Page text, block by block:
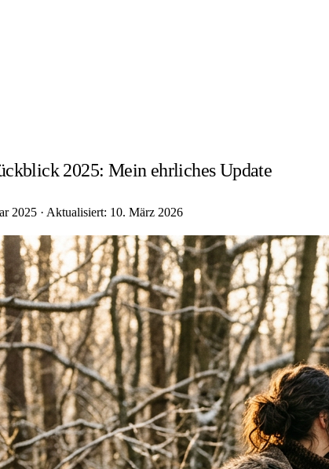
2025: Mein ehrliches Update
2025 · Aktualisiert: 10. März 2026